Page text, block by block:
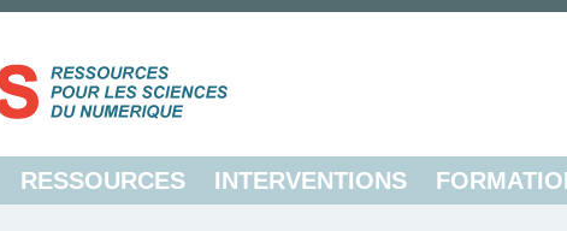
RESSOURCES INTERVENTIONS